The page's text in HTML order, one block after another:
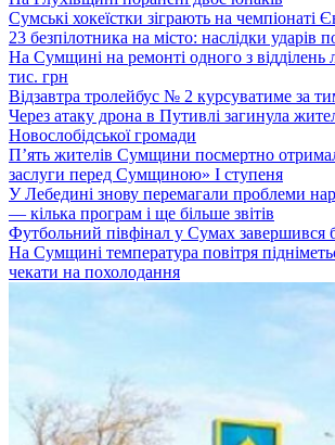
Сумські хокеїстки зіграють на чемпіонаті
23 безпілотника на місто: наслідки ударів
На Сумщині на ремонті одного з відділень
тис. грн
Відзавтра тролейбус № 2 курсуватиме за
Через атаку дрона в Путивлі загинула
Новослобідської громади
П’ять жителів Сумщини посмертно
заслуги перед Сумщиною» І ступеня
У Лебедині знову перемагали проблеми
— кілька програм і ще більше звітів
Футбольний півфінал у Сумах завершився
На Сумщині температура повітря
чекати на похолодання